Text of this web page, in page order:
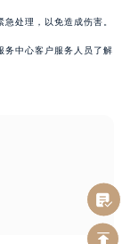
处理，以免造成伤害。
务中心客户服务人员了解